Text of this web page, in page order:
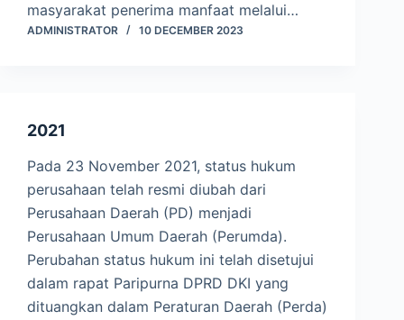
masyarakat penerima manfaat melalui…
ADMINISTRATOR 10 DECEMBER 2023
2021
Pada 23 November 2021, status hukum
perusahaan telah resmi diubah dari
Perusahaan Daerah (PD) menjadi
Perusahaan Umum Daerah (Perumda).
Perubahan status hukum ini telah disetujui
dalam rapat Paripurna DPRD DKI yang
dituangkan dalam Peraturan Daerah (Perda)